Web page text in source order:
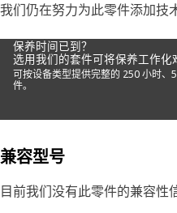
我们仍在努力为此零件添加技
保养时间已到？
选用我们的套件可将保养工作化
可按设备类型提供完整的 250 小时
件。
兼容型号
目前我们没有此零件的兼容性